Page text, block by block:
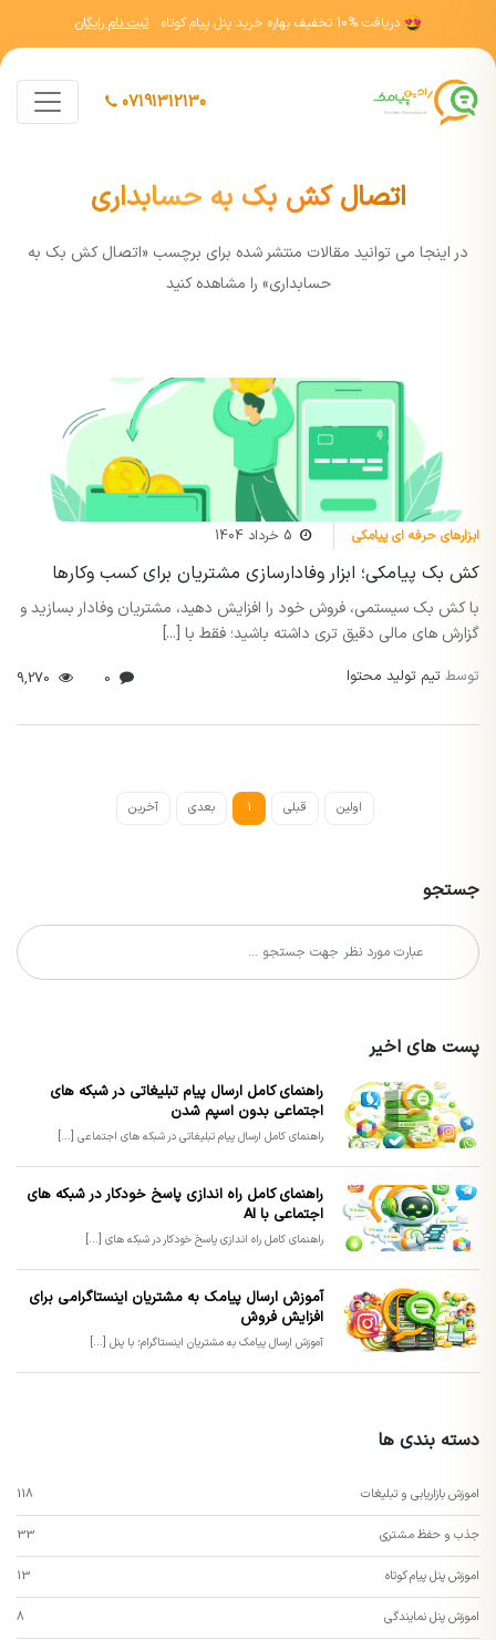
دریافت 10% تخفیف بهاره خرید پنل پیام کوتاه ثبت نام رایگان
07191312130
اتصال کش بک به حسابداری
در اينجا مي توانيد مقالات منتشر شده برای برچسب «اتصال کش بک به
حسابداری» را مشاهده کنيد
ابزارهای حرفه ای پیامکی 5 خرداد 1404
کش بک پیامکی؛ ابزار وفادارسازی مشتریان برای کسب وکارها
با کش بک سیستمی، فروش خود را افزایش دهید، مشتریان وفادار بسازید و
گزارش های مالی دقیق تری داشته باشید؛ فقط با [...]
توسط تیم تولید محتوا
اولین قبلی 1 بعدی آخرین
جستجو
پست های اخیر
راهنمای کامل ارسال پیام تبلیغاتی در شبکه های
اجتماعی بدون اسپم شدن
راهنمای کامل ارسال پیام تبلیغاتی در شبکه های اجتماعی [...]
راهنمای کامل راه اندازی پاسخ خودکار در شبکه های
اجتماعی با AI
راهنمای کامل راه اندازی پاسخ خودکار در شبکه های [...]
آموزش ارسال پیامک به مشتریان اینستاگرامی برای
افزایش فروش
آموزش ارسال پیامک به مشتریان اینستاگرام؛ با پنل [...]
دسته بندی ها
اموزش بازاریابی و تبلیغات 118
جذب و حفظ مشتری 33
اموزش پنل پیام کوتاه 13
اموزش پنل نمایندگی 8